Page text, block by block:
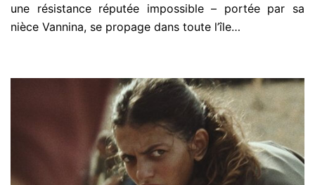
une résistance réputée impossible – portée par sa
nièce Vannina, se propage dans toute l’île…